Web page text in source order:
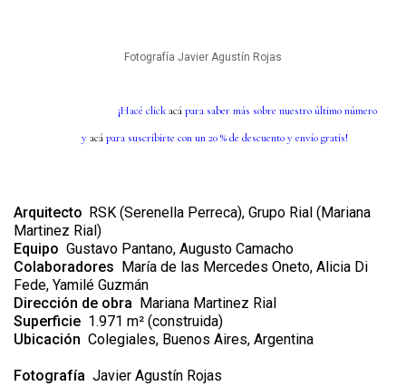
Fotografía Javier Agustín Rojas
¡Hacé clickacápara saber más sobre nuestro último número
yacápara suscribirte con un 20 % de descuento y envío gratis!
Arquitecto RSK (Serenella Perreca), Grupo Rial (Mariana
Martinez Rial)
Equipo Gustavo Pantano, Augusto Camacho
Colaboradores María de las Mercedes Oneto, Alicia Di
Fede, Yamilé Guzmán
Dirección de obra Mariana Martinez Rial
Superficie 1.971 m² (construida)
Ubicación Colegiales, Buenos Aires, Argentina
Fotografía Javier Agustín Rojas